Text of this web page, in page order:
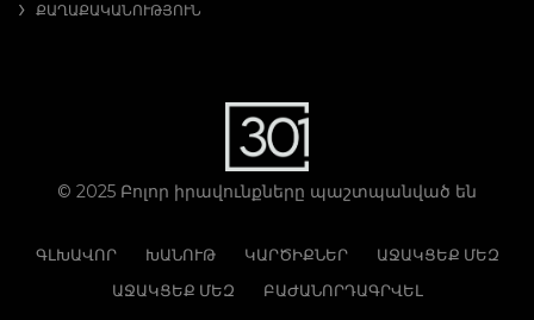
ՔԱՂԱՔԱԿԱՆՈՒԹՅՈՒՆ
© 2025 Բոլոր իրավունքները պաշտպանված են
ԳԼԽԱՎՈՐ ԽԱՆՈՒԹ ԿԱՐԾԻՔՆԵՐ
ԱՋԱԿՑԵՔ ՄԵԶ
ԱՋԱԿՑԵՔ ՄԵԶ
ԲԱԺԱՆՈՐԴԱԳՐՎԵԼ